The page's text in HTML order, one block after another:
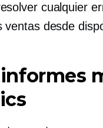
cualquier
desde